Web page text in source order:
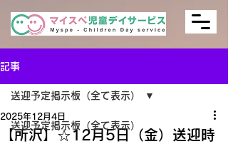
記事
送迎予定掲示板（全て表示）
送迎予定掲示板（全て表示）
【所沢】☆12月5日（金）送迎時
2025年12月4日